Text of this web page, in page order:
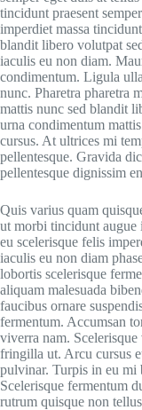
tincidunt praesent
imperdiet massa
blandit libero volutpat
iaculis eu non diam.
condimentum. Ligula
nunc. Pharetra pharetra
mattis nunc sed blandit
urna condimentum
cursus. At ultrices mi
pellentesque. Gravida
pellentesque dignissim
Quis varius quam
ut morbi tincidunt augue
eu scelerisque felis
iaculis eu non diam
lobortis scelerisque
aliquam malesuada
faucibus ornare
fermentum. Accumsan
viverra nam.
fringilla ut. Arcu cursus
pulvinar. Turpis in eu mi
Scelerisque fermentum
rutrum quisque non